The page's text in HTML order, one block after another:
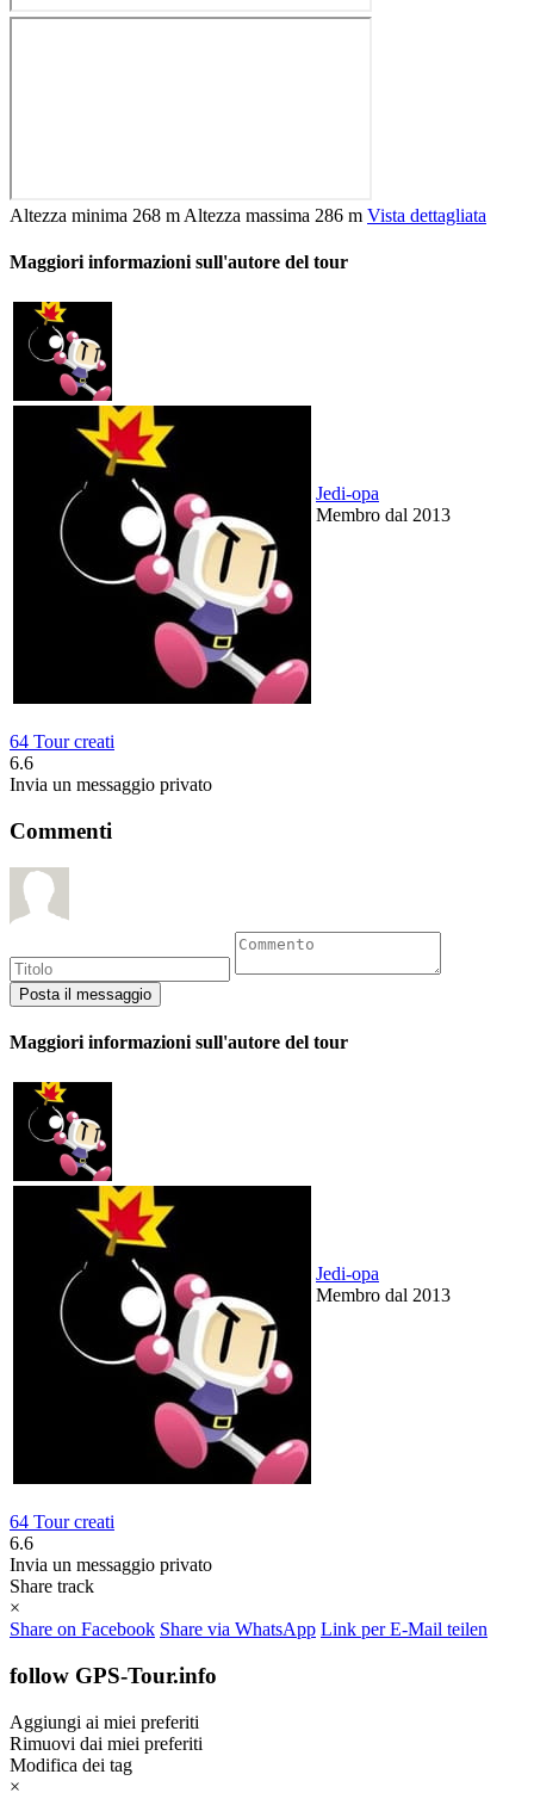
Altezza minima 268 m Altezza massima 286 m Vista dettagliata
Maggiori informazioni sull'autore del tour
Jedi-opa
Membro dal 2013
64 Tour creati
6.6
Invia un messaggio privato
Commenti
Maggiori informazioni sull'autore del tour
Jedi-opa
Membro dal 2013
64 Tour creati
6.6
Invia un messaggio privato
Share track
×
Share on Facebook Share via WhatsApp Link per E-Mail teilen
follow GPS-Tour.info
Aggiungi ai miei preferiti
Rimuovi dai miei preferiti
Modifica dei tag
×